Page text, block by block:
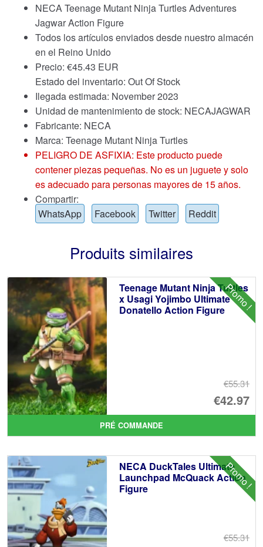
NECA Teenage Mutant Ninja Turtles Adventures
Jagwar Action Figure
Todos los artículos enviados desde nuestro almacén
en el Reino Unido
Precio: €45.43 EUR
Estado del inventario: Out Of Stock
Ilegada estimada: November 2023
Unidad de mantenimiento de stock: NECAJAGWAR
Fabricante: NECA
Marca: Teenage Mutant Ninja Turtles
PELIGRO DE ASFIXIA: Este producto puede
contener piezas pequeñas. No es un juguete y solo
es adecuado para personas mayores de 15 años.
Compartir:
WhatsApp
Facebook Twitter Reddit
Produits similaires
Promo !
Teenage Mutant Ninja Turtles
x Usagi Yojimbo Ultimate
Donatello Action Figure
€55.31
Le
€42.97
Le
PRÉ COMMANDE
Promo !
NECA DuckTales Ultimate
Launchpad McQuack Action
Figure
€55.31